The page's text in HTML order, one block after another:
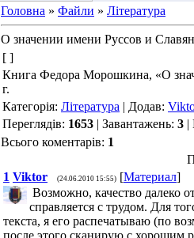
Головна » Файли » Література
О значении имени Руссов и Славян
[ ]
Книга Федора Морошкина, «О
г.
Категорія: Література | Додав:
Переглядів: 1653 | Завантажень: 3 |
Всього коментарів: 1
1 Viktor (24.06.2010 15:55) [Материал]
Возможно, качество далеко
справляется с трудом. Для
текста, я его распечатываю (по
после этого сканирую с хорошим